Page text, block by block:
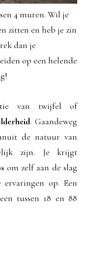
4 muren. Wil je
zitten en heb je zin
dan je
op een helende
van twijfel of
. Gaandeweg
de natuur van
zijn. Je krijgt
om zelf aan de slag
op. Een
tussen 18 en 88